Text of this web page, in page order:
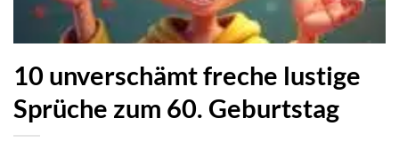
10 unverschämt freche lustige
Sprüche zum 60. Geburtstag